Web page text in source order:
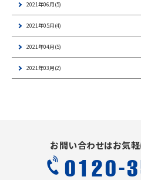
2021年06月(5)
2021年05月(4)
2021年04月(5)
2021年03月(2)
お問い合わせはお気軽
0120-